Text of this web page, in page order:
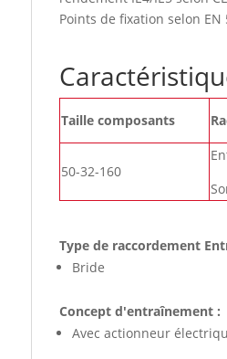
Points de fixation selon EN
Taille composants
50-32-160
Type de raccordement
Bride
Concept d'entraînement :
Avec actionneur